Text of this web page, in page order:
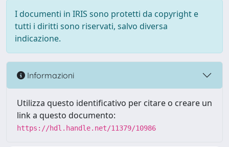
I documenti in IRIS sono protetti da copyright e
tutti i diritti sono riservati, salvo diversa
indicazione.
Informazioni
Utilizza questo identificativo per citare o creare un
link a questo documento:
https://hdl.handle.net/11379/10986